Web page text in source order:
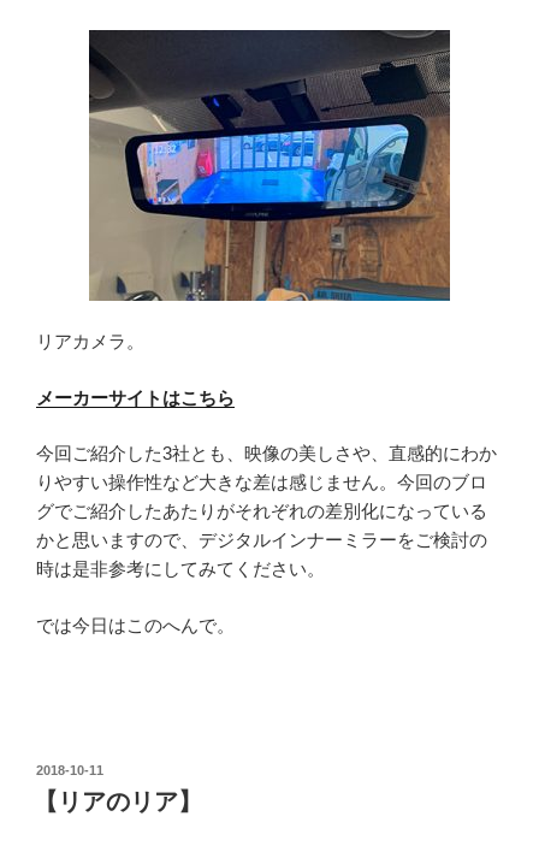
リアカメラ。
メーカーサイトはこちら
今回ご紹介した3社とも、映像の美しさや、直感的にわか
りやすい操作性など大きな差は感じません。今回のブロ
グでご紹介したあたりがそれぞれの差別化になっている
かと思いますので、デジタルインナーミラーをご検討の
時は是非参考にしてみてください。
では今日はこのへんで。
投
稿
日:
2018-10-11
【リアのリア】